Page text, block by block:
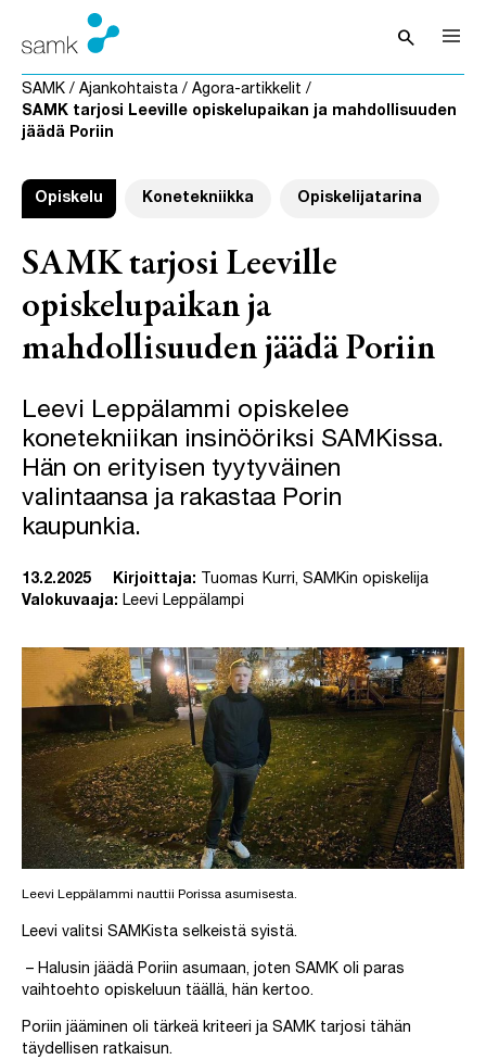
Siirry sisältöön
searchAvaa haku
SAMK / Ajankohtaista / Agora-artikkelit /
SAMK tarjosi Leeville opiskelupaikan ja mahdollisuuden
jäädä Poriin
Opiskelu Konetekniikka Opiskelijatarina
SAMK tarjosi Leeville
opiskelupaikan ja
mahdollisuuden jäädä Poriin
Leevi Leppälammi opiskelee
konetekniikan insinööriksi SAMKissa.
Hän on erityisen tyytyväinen
valintaansa ja rakastaa Porin
kaupunkia.
13.2.2025 Kirjoittaja: Tuomas Kurri, SAMKin opiskelija
Valokuvaaja: Leevi Leppälampi
Leevi Leppälammi nauttii Porissa asumisesta.
Leevi valitsi SAMKista selkeistä syistä.
– Halusin jäädä Poriin asumaan, joten SAMK oli paras
vaihtoehto opiskeluun täällä, hän kertoo.
Poriin jääminen oli tärkeä kriteeri ja SAMK tarjosi tähän
täydellisen ratkaisun.